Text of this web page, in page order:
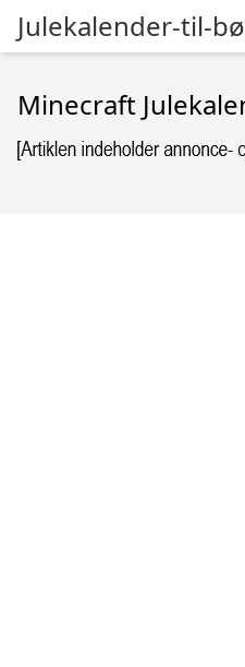
Julekalender-til-
Minecraft